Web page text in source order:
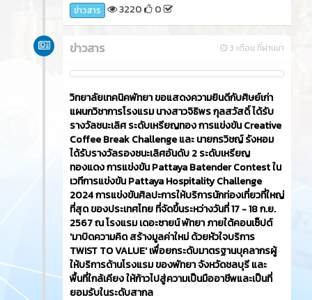
ข่าวสาร 3220 0
3 เดือน ที่ผ่านมา
ข่าวสาร
วิทยาลัยเทคนิคพัทยา ขอแสดงความยินดีกับศิษย์เก่า
แผนกวิชาการโรงแรม นางสาวจิธิพร กุลสวัสดิ์ ได้รับ
รางวัลชนะเลิศ ระดับเหรียญทอง การแข่งขัน Creative
Coffee Break Challenge และ นายกรวิชญ์ รังหอม
ได้รับรางวัลรองชนะเลิศอันดับ 2 ระดับเหรียญ
ทองแดง การแข่งขัน Pattaya Batender Contest ใน
เวทีการแข่งขัน Pattaya Hospitality Challenge
2024 การแข่งขันศิลปะการให้บริการนักท่องเที่ยวที่ใหญ่
ที่สุด ของประเทศไทย ที่จัดขึ้นระหว่างวันที่ 17 - 18 ก.ย.
2567 ณ โรงแรม เดอะซายน์ พัทยา ภายใต้คอนเซ็ปต์
'มาบิดความคิด สร้างมูลค่าใหม่ ด้วยหัวใจบริการ
TWIST TO VALUE' เพื่อยกระดับมาตรฐานบุคลากรผู้
ให้บริการด้านโรงแรม ของพัทยา จังหวัดชลบุรี และ
พื้นที่ใกล้เคียง ให้ก้าวไปสู่ความเป็นมืออาชีพและเป็นที่
ยอมรับในระดับสากล